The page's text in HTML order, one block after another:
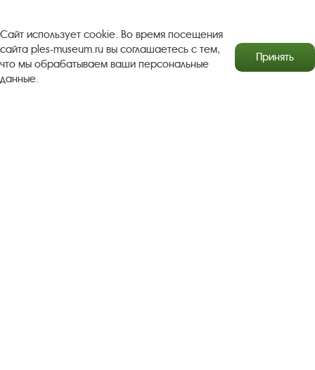
Антикоррупционная деятельность
Сайт использует cookie. Во время посещения
сайта ples-museum.ru вы соглашаетесь с тем,
что мы обрабатываем ваши персональные
данные.
Принять